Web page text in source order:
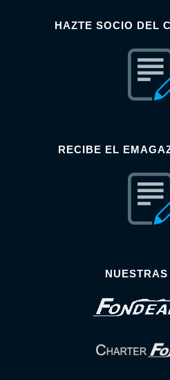
HAZTE SOCIO DEL
RECIBE EL